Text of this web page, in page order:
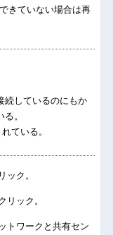
きていない場合は再
続しているのにもか
。
ている。
ック。
リック。
トワークと共有セン